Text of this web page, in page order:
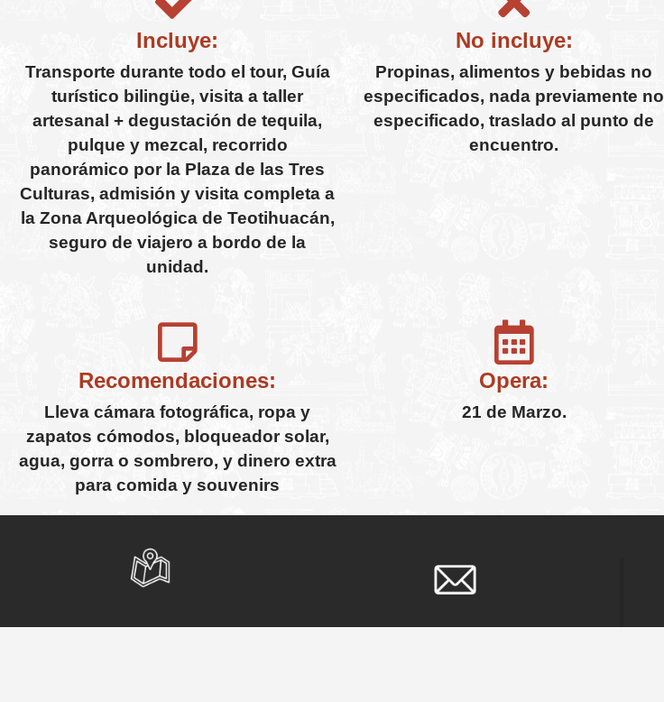
Incluye:
Transporte durante todo el tour, Guía
turístico bilingüe, visita a taller
artesanal + degustación de tequila,
pulque y mezcal, recorrido
panorámico por la Plaza de las Tres
Culturas, admisión y visita completa a
la Zona Arqueológica de Teotihuacán,
seguro de viajero a bordo de la
unidad.
No incluye:
Propinas, alimentos y bebidas no
especificados, nada previamente no
especificado, traslado al punto de
encuentro.
Recomendaciones:
Lleva cámara fotográfica, ropa y
zapatos cómodos, bloqueador solar,
agua, gorra o sombrero, y dinero extra
para comida y souvenirs
Opera:
21 de Marzo.